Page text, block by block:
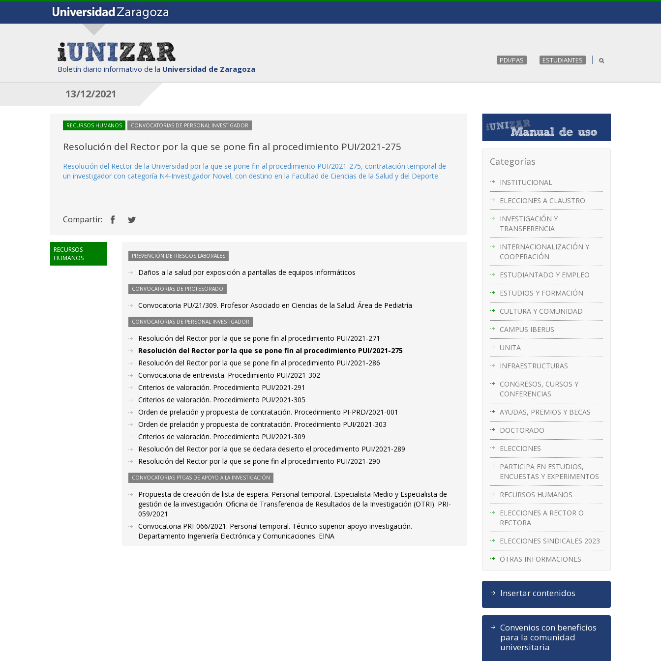
Boletín diario informativo de la Universidad de Zaragoza
PDI/PAS ESTUDIANTES
13/12/2021
Categorías
INSTITUCIONAL
ELECCIONES A CLAUSTRO
INVESTIGACIÓN Y
TRANSFERENCIA
INTERNACIONALIZACIÓN Y
COOPERACIÓN
ESTUDIANTADO Y EMPLEO
ESTUDIOS Y FORMACIÓN
CULTURA Y COMUNIDAD
CAMPUS IBERUS
UNITA
INFRAESTRUCTURAS
CONGRESOS, CURSOS Y
CONFERENCIAS
AYUDAS, PREMIOS Y BECAS
DOCTORADO
ELECCIONES
PARTICIPA EN ESTUDIOS,
ENCUESTAS Y EXPERIMENTOS
RECURSOS HUMANOS
ELECCIONES A RECTOR O
RECTORA
ELECCIONES SINDICALES 2023
OTRAS INFORMACIONES
Insertar contenidos
Convenios con beneficios
para la comunidad
universitaria
RECURSOS HUMANOS CONVOCATORIAS DE PERSONAL INVESTIGADOR
Resolución del Rector por la que se pone fin al procedimiento PUI/2021-275
Resolución del Rector de la Universidad por la que se pone fin al procedimiento PUI/2021-275, contratación temporal de
un investigador con categoría N4-Investigador Novel, con destino en la Facultad de Ciencias de la Salud y del Deporte.
Compartir:
RECURSOS
HUMANOS
PREVENCIÓN DE RIESGOS LABORALES
Daños a la salud por exposición a pantallas de equipos informáticos
CONVOCATORIAS DE PROFESORADO
Convocatoria PU/21/309. Profesor Asociado en Ciencias de la Salud. Área de Pediatría
CONVOCATORIAS DE PERSONAL INVESTIGADOR
Resolución del Rector por la que se pone fin al procedimiento PUI/2021-271
Resolución del Rector por la que se pone fin al procedimiento PUI/2021-275
Resolución del Rector por la que se pone fin al procedimiento PUI/2021-286
Convocatoria de entrevista. Procedimiento PUI/2021-302
Criterios de valoración. Procedimiento PUI/2021-291
Criterios de valoración. Procedimiento PUI/2021-305
Orden de prelación y propuesta de contratación. Procedimiento PI-PRD/2021-001
Orden de prelación y propuesta de contratación. Procedimiento PUI/2021-303
Criterios de valoración. Procedimiento PUI/2021-309
Resolución del Rector por la que se declara desierto el procedimiento PUI/2021-289
Resolución del Rector por la que se pone fin al procedimiento PUI/2021-290
CONVOCATORIAS PTGAS DE APOYO A LA INVESTIGACIÓN
Propuesta de creación de lista de espera. Personal temporal. Especialista Medio y Especialista de
gestión de la investigación. Oficina de Transferencia de Resultados de la Investigación (OTRI). PRI-
059/2021
Convocatoria PRI-066/2021. Personal temporal. Técnico superior apoyo investigación.
Departamento Ingeniería Electrónica y Comunicaciones. EINA